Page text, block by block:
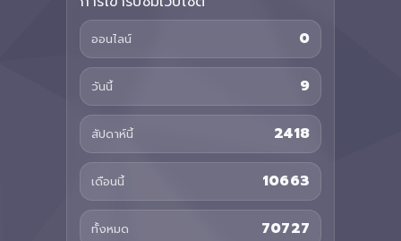
ออนไลน์ 0
วันนี้ 9
สัปดาห์นี้ 2418
เดือนนี้ 10663
ทั้งหมด 70727